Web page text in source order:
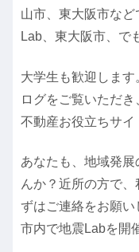
山市、東大阪市な
Lab、東大阪市、で
大学生も歓迎しま
ログをご覧いただき
不動産お役立ちサイ
あなたも、地域発
んか？近所の方で
ずはご連絡をお願
市内で地震Labを開